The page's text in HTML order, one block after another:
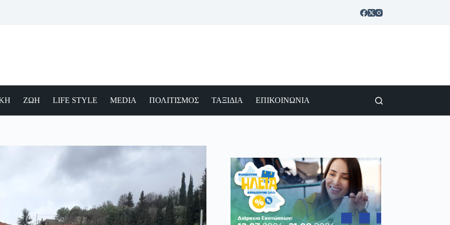
ΖΩΗ LIFE STYLE MEDIA ΠΟΛΙΤΙΣΜΟΣ ΤΑΞΙΔΙΑ ΕΠΙΚΟΙΝΩΝΙΑ